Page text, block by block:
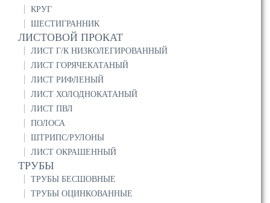
КРУГ
ШЕСТИГРАННИК
ЛИСТОВОЙ ПРОКАТ
ЛИСТ Г/К НИЗКОЛЕГИРОВАННЫЙ
ЛИСТ ГОРЯЧЕКАТАНЫЙ
ЛИСТ РИФЛЕНЫЙ
ЛИСТ ХОЛОДНОКАТАНЫЙ
ЛИСТ ПВЛ
ПОЛОСА
ШТРИПС/РУЛОНЫ
ЛИСТ ОКРАШЕННЫЙ
ТРУБЫ
ТРУБЫ БЕСШОВНЫЕ
ТРУБЫ ОЦИНКОВАННЫЕ